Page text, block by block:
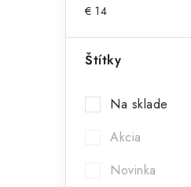
ý
€ 14
Štítky
Na sklade
Akcia
Novinka